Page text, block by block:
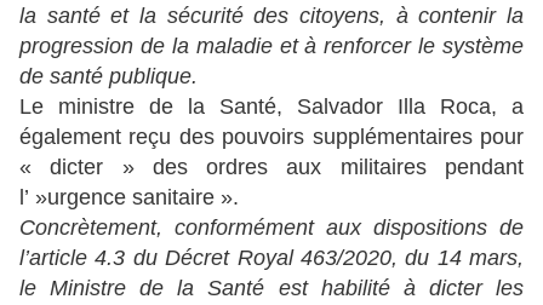
la santé et la sécurité des citoyens, à contenir la
progression de la maladie et à renforcer le système
de santé publique.
Le ministre de la Santé, Salvador Illa Roca, a
également reçu des pouvoirs supplémentaires pour
« dicter » des ordres aux militaires pendant
l’ »urgence sanitaire ».
Concrètement, conformément aux dispositions de
l’article 4.3 du Décret Royal 463/2020, du 14 mars,
le Ministre de la Santé est habilité à dicter les